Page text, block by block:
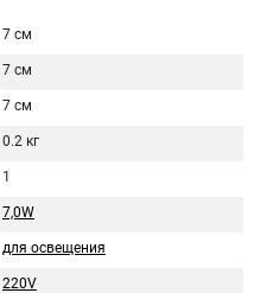
7 см
7 см
7 см
0.2 кг
1
7,0W
для освещения
220V